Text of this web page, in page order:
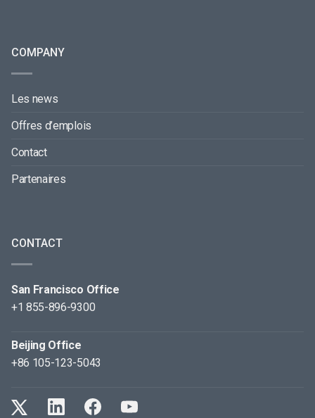
COMPANY
Les news
Offres d’emplois
Contact
Partenaires
CONTACT
San Francisco Office
+1 855-896-9300
Beijing Office
+86 105-123-5043